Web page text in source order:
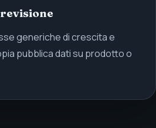
generiche di crescita e
pubblica dati su prodotto o